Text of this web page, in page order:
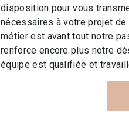
disposition pour vous
nécessaires à votre projet de
métier est avant tout notre
renforce encore plus notre
équipe est qualifiée et